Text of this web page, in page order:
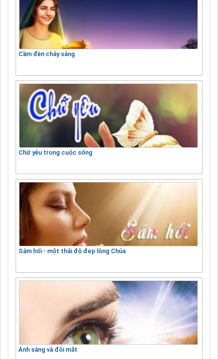
Cầm đèn cháy sáng
Chữ yêu trong cuộc sống
Sám hối - một thái độ đẹp lòng Chúa
Ánh sáng và đôi mắt